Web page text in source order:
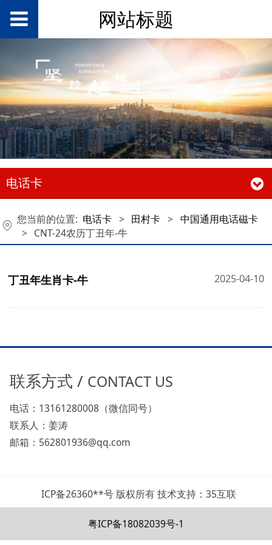
网站标题
电话卡
您当前的位置: 电话卡 > 田村卡 > 中国通用电话磁卡
> CNT-24农历丁丑年-牛
丁丑年生肖卡-牛 2025-04-10
联系方式 / CONTACT US
电话：13161280008（微信同号）
联系人：姜涛
邮箱：562801936@qq.com
ICP备26360**号 版权所有 技术支持：35互联
粤ICP备18082039号-1